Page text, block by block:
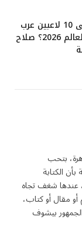
من هم أغلى 10 لاعبين عرب
في كأس العالم 2026؟ صلاح
بتحب
الكتابة
عندها شغف تجاه
مقال أو كتاب،
بيشوف